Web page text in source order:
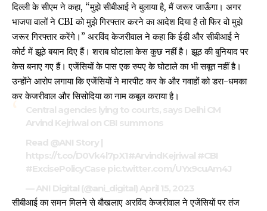
दिल्ली के सीएम ने कहा, “मुझे सीबीआई ने बुलाया है, मैं जरूर जाऊँगा। अगर
भाजपा वालों ने CBI को मुझे गिरफ्तार करने का आदेश दिया है तो फिर वो मुझे
जरूर गिरफ्तार करेंगे।” अरविंद केजरीवाल ने कहा कि ईडी और सीबीआई ने
कोर्ट में झूठे बयान दिए हैं। शराब घोटाला केस कुछ नहीं है। झूठ की बुनियाद पर
केस बनाए गए हैं। एजेंसियों के पास एक रुपए के घोटाले का भी सबूत नहीं है।
उन्होंने आरोप लगाया कि एजेंसियों ने मारपीट कर के और गवाहों को डरा-धमका
कर केजरीवाल और सिसोदिया का नाम कबूल कराया है।
Central agencies lying to courts, says Delhi CM
Arvind Kejriwal on CBI summons
Read @ANI Story |
https://t.co/D0Vk4l7pX1#ArvindKejriwal #CBI
#ExcisePolicyCase pic.twitter.com/UYx9cuAm4J
— ANI Digital (@ani_digital) April 15, 2023
सीबीआई का समन मिलने से बौखलाए अरविंद केजरीवाल ने एजेंसियों पर तंज